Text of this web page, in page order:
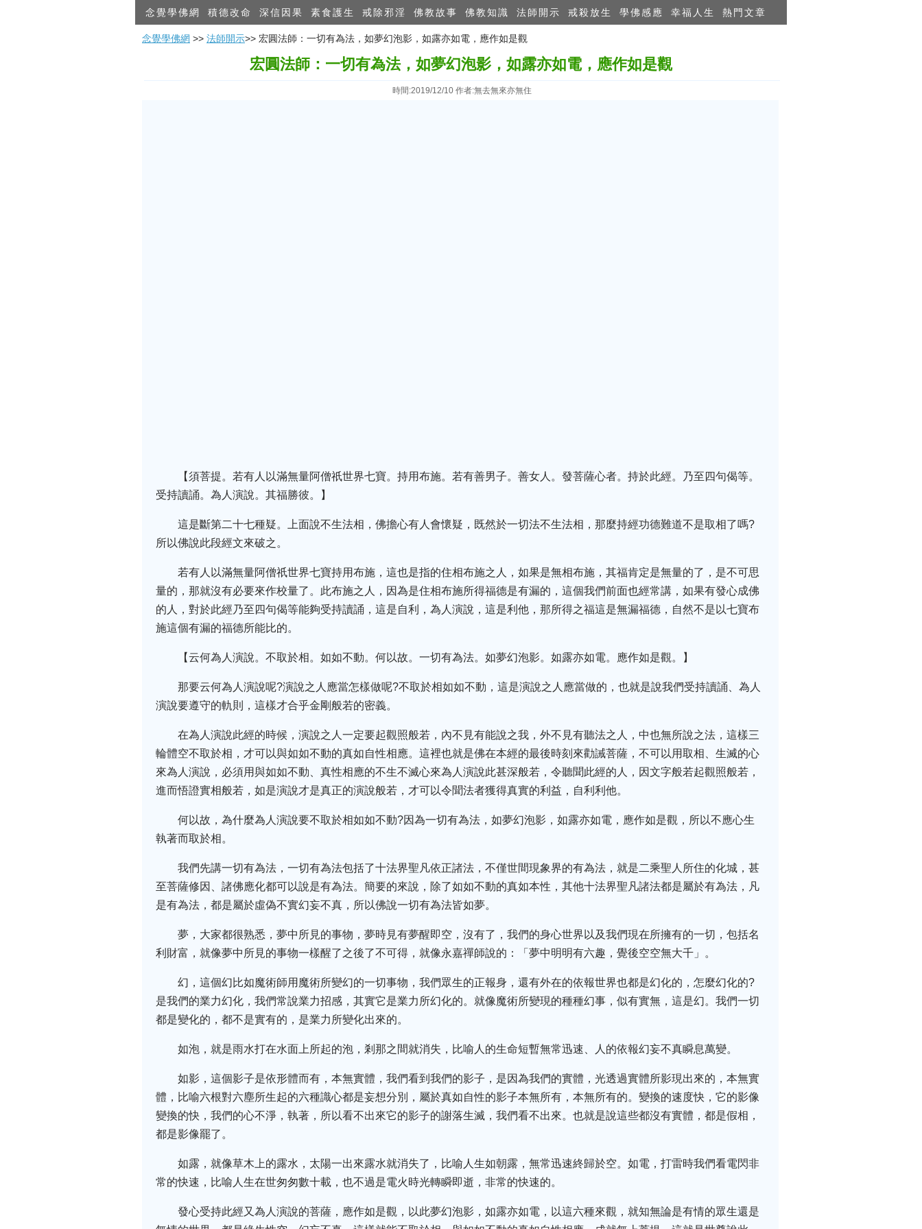
念覺學佛網 積德改命 深信因果 素食護生 戒除邪淫 佛教故事 佛教知識 法師開示 戒殺放生 學佛感應 幸福人生 熱門文章
念覺學佛網 >> 法師開示>> 宏圓法師：一切有為法，如夢幻泡影，如露亦如電，應作如是觀
宏圓法師：一切有為法，如夢幻泡影，如露亦如電，應作如是觀
時間:2019/12/10 作者:無去無來亦無住
【須菩提。若有人以滿無量阿僧祇世界七寶。持用布施。若有善男子。善女人。發菩薩心者。持於此經。乃至四句偈等。
受持讀誦。為人演說。其福勝彼。】
這是斷第二十七種疑。上面說不生法相，佛擔心有人會懷疑，既然於一切法不生法相，那麼持經功德難道不是取相了嗎?
所以佛說此段經文來破之。
若有人以滿無量阿僧祇世界七寶持用布施，這也是指的住相布施之人，如果是無相布施，其福肯定是無量的了，是不可思
量的，那就沒有必要來作校量了。此布施之人，因為是住相布施所得福德是有漏的，這個我們前面也經常講，如果有發心成佛
的人，對於此經乃至四句偈等能夠受持讀誦，這是自利，為人演說，這是利他，那所得之福這是無漏福德，自然不是以七寶布
施這個有漏的福德所能比的。
【云何為人演說。不取於相。如如不動。何以故。一切有為法。如夢幻泡影。如露亦如電。應作如是觀。】
那要云何為人演說呢?演說之人應當怎樣做呢?不取於相如如不動，這是演說之人應當做的，也就是說我們受持讀誦、為人
演說要遵守的軌則，這樣才合乎金剛般若的密義。
在為人演說此經的時候，演說之人一定要起觀照般若，內不見有能說之我，外不見有聽法之人，中也無所說之法，這樣三
輪體空不取於相，才可以與如如不動的真如自性相應。這裡也就是佛在本經的最後時刻來勸誡菩薩，不可以用取相、生滅的心
來為人演說，必須用與如如不動、真性相應的不生不滅心來為人演說此甚深般若，令聽聞此經的人，因文字般若起觀照般若，
進而悟證實相般若，如是演說才是真正的演說般若，才可以令聞法者獲得真實的利益，自利利他。
何以故，為什麼為人演說要不取於相如如不動?因為一切有為法，如夢幻泡影，如露亦如電，應作如是觀，所以不應心生
執著而取於相。
我們先講一切有為法，一切有為法包括了十法界聖凡依正諸法，不僅世間現象界的有為法，就是二乘聖人所住的化城，甚
至菩薩修因、諸佛應化都可以說是有為法。簡要的來說，除了如如不動的真如本性，其他十法界聖凡諸法都是屬於有為法，凡
是有為法，都是屬於虛偽不實幻妄不真，所以佛說一切有為法皆如夢。
夢，大家都很熟悉，夢中所見的事物，夢時見有夢醒即空，沒有了，我們的身心世界以及我們現在所擁有的一切，包括名
利財富，就像夢中所見的事物一樣醒了之後了不可得，就像永嘉禪師說的：「夢中明明有六趣，覺後空空無大千」。
幻，這個幻比如魔術師用魔術所變幻的一切事物，我們眾生的正報身，還有外在的依報世界也都是幻化的，怎麼幻化的?
是我們的業力幻化，我們常說業力招感，其實它是業力所幻化的。就像魔術所變現的種種幻事，似有實無，這是幻。我們一切
都是變化的，都不是實有的，是業力所變化出來的。
如泡，就是雨水打在水面上所起的泡，剎那之間就消失，比喻人的生命短暫無常迅速、人的依報幻妄不真瞬息萬變。
如影，這個影子是依形體而有，本無實體，我們看到我們的影子，是因為我們的實體，光透過實體所影現出來的，本無實
體，比喻六根對六塵所生起的六種識心都是妄想分別，屬於真如自性的影子本無所有，本無所有的。變換的速度快，它的影像
變換的快，我們的心不淨，執著，所以看不出來它的影子的謝落生滅，我們看不出來。也就是說這些都沒有實體，都是假相，
都是影像罷了。
如露，就像草木上的露水，太陽一出來露水就消失了，比喻人生如朝露，無常迅速終歸於空。如電，打雷時我們看電閃非
常的快速，比喻人生在世匆匆數十載，也不過是電火時光轉瞬即逝，非常的快速的。
發心受持此經又為人演說的菩薩，應作如是觀，以此夢幻泡影，如露亦如電，以這六種來觀，就知無論是有情的眾生還是